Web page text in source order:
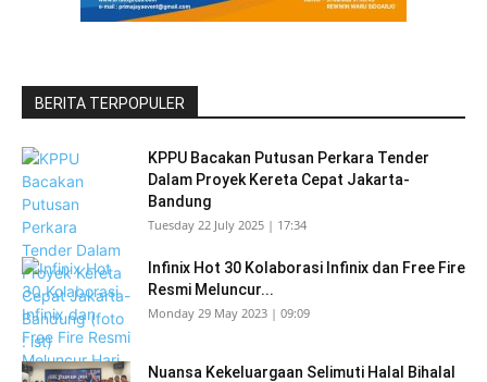
BERITA TERPOPULER
KPPU Bacakan Putusan Perkara Tender
Dalam Proyek Kereta Cepat Jakarta-
Bandung
Tuesday 22 July 2025 | 17:34
Infinix Hot 30 Kolaborasi Infinix dan Free Fire
Resmi Meluncur...
Monday 29 May 2023 | 09:09
Nuansa Kekeluargaan Selimuti Halal Bihalal